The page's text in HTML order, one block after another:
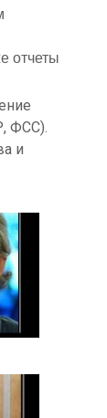
отчеты
ФСС).
и